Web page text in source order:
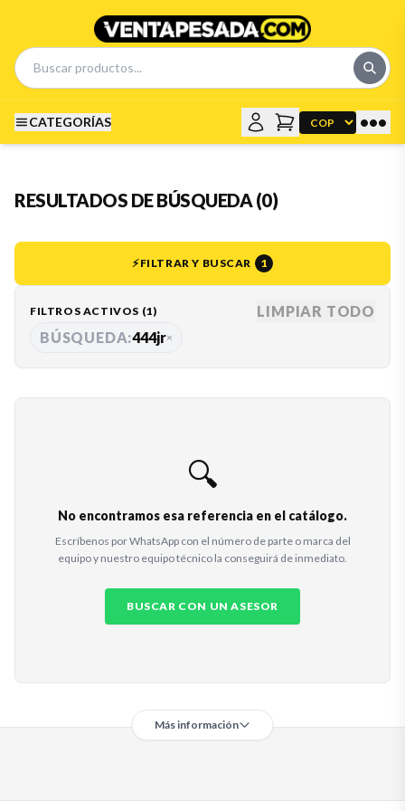
CATEGORÍAS •••
RESULTADOS DE BÚSQUEDA (0)
⚡FILTRAR Y BUSCAR 1
FILTROS ACTIVOS (1)
LIMPIAR TODO
BÚSQUEDA:444jr×
🔍
No encontramos esa referencia en el catálogo.
Escríbenos por WhatsApp con el número de parte o marca del
equipo y nuestro equipo técnico la conseguirá de inmediato.
BUSCAR CON UN ASESOR
Más información